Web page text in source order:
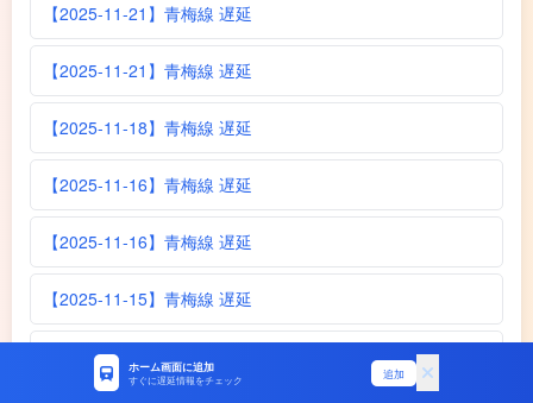
【2025-11-21】青梅線 遅延
【2025-11-21】青梅線 遅延
【2025-11-18】青梅線 遅延
【2025-11-16】青梅線 遅延
【2025-11-16】青梅線 遅延
【2025-11-15】青梅線 遅延
【2025-11-14】青梅線 遅延
ホーム画面に追加
すぐに遅延情報をチェック 追加